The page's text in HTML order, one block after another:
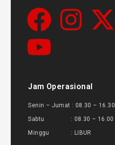
Jam Operasional
Senin – Jumat : 08.30 – 16.30
Sabtu : 08.30 – 16.00
Minggu : LIBUR